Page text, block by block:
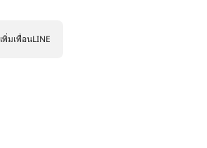
เพิ่มเพื่อนLINE